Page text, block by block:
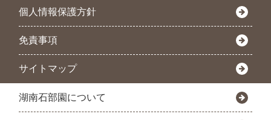
個人情報保護方針
免責事項
サイトマップ
湖南石部園について